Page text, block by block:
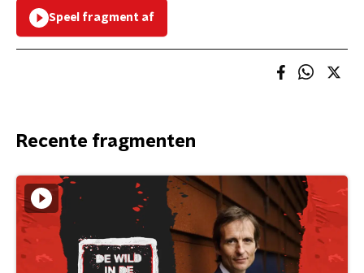
Speel fragment af
Recente fragmenten